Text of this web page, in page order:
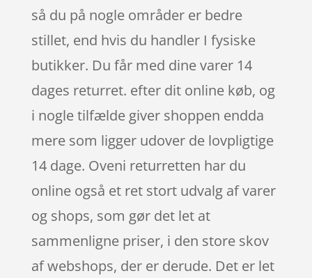
så du på nogle områder er bedre
stillet, end hvis du handler I fysiske
butikker. Du får med dine varer 14
dages returret. efter dit online køb, og
i nogle tilfælde giver shoppen endda
mere som ligger udover de lovpligtige
14 dage. Oveni returretten har du
online også et ret stort udvalg af varer
og shops, som gør det let at
sammenligne priser, i den store skov
af webshops, der er derude. Det er let